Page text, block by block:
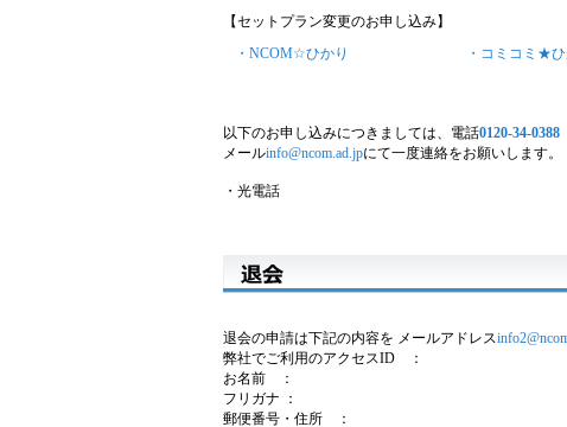
【セットプラン変更のお申し込み】
・NCOM☆ひかり
・コミコミ★ひ
以下のお申し込みにつきましては、電話0120-34-0388
メールinfo@ncom.ad.jpにて一度連絡をお願いします。
・光電話
退会の申請は下記の内容を メールアドレス
弊社でご利用のアクセスID ：
お名前 ：
フリガナ ：
郵便番号・住所 ：